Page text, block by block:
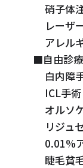
硝子体
レーザ
アレル
■自由診療
白内障
ICL手術
オルソ
リジュ
0.01%
睫毛貧